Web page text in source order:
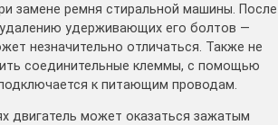
замене ремня стиральной машины. После
удалению удерживающих его болтов —
незначительно отличаться. Также не
соединительные клеммы, с помощью
к питающим проводам.
двигатель может оказаться зажатым